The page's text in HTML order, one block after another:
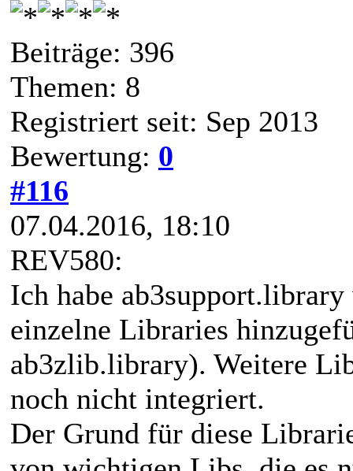
Beiträge: 396
Themen: 8
Registriert seit: Sep 2013
Bewertung: 0
#116
07.04.2016, 18:10
REV580:
Ich habe
einzelne Libraries
ab3zlib.library). Weitere
noch nicht integriert.
Der Grund für diese